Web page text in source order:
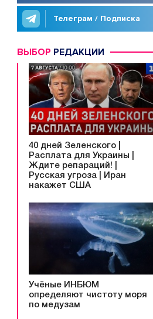
Телеграм / Подписка
ВЫБОР РЕДАКЦИИ
40 дней Зеленского |
Расплата для Украины |
Ждите репараций! |
Русская угроза | Иран
накажет США
Учёные ИНБЮМ
определяют чистоту моря
по медузам